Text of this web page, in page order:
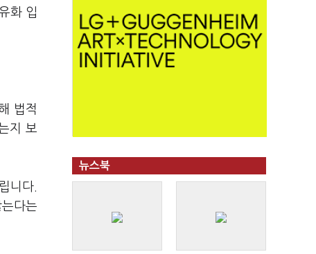
화 입
법적
지 보
니다.
다는
뉴스북